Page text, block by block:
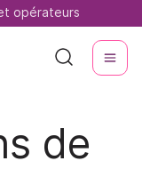
opérateurs
opérateurs
de